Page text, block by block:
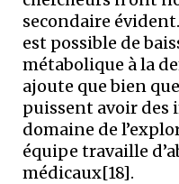
secondaire
est possible de
métabolique à la
ajoute que bien
puissent avoir des
domaine de
équipe travaille
médicaux[18].